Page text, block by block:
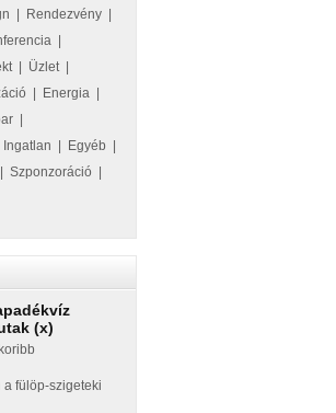
Rendezvény
| Üzlet|
Energia
Ingatlan Egyéb
Szponzoráció
(x)
a fülöp-szigeteki